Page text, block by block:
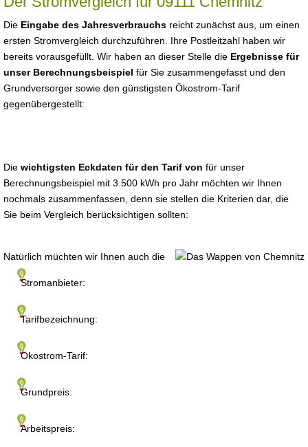
Die Eingabe des Jahresverbrauchs reicht zunächst aus, um einen
ersten Stromvergleich durchzuführen. Ihre Postleitzahl haben wir
bereits vorausgefüllt. Wir haben an dieser Stelle die Ergebnisse für
unser Berechnungsbeispiel für Sie zusammengefasst und den
Grundversorger sowie den günstigsten Ökostrom-Tarif
gegenübergestellt:
Die wichtigsten Eckdaten für den Tarif von für unser
Berechnungsbeispiel mit 3.500 kWh pro Jahr möchten wir Ihnen
nochmals zusammenfassen, denn sie stellen die Kriterien dar, die
Sie beim Vergleich berücksichtigen sollten:
Stromanbieter:
Tarifbezeichnung:
Ökostrom-Tarif:
Grundpreis:
Arbeitspreis:
Natürlich müchten wir Ihnen auch die